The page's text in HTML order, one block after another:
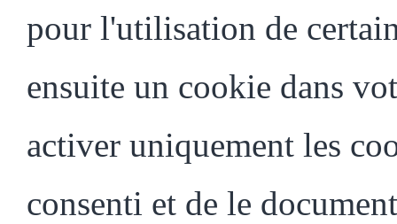
pour l'utilisation de
ensuite un cookie dans
activer uniquement les
consenti et de le